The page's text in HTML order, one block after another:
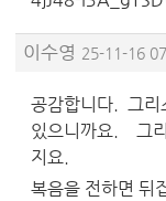
이수영 25-11-16
공감합니다. 그리
있으니까요. 그
지요.
복음을 전하면 뒤